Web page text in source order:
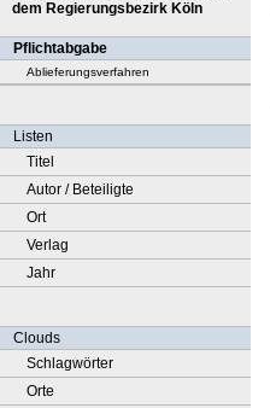
dem Regierungsbezirk Köln
Pflichtabgabe
Ablieferungsverfahren
Listen
Titel
Autor / Beteiligte
Ort
Verlag
Jahr
Clouds
Schlagwörter
Orte